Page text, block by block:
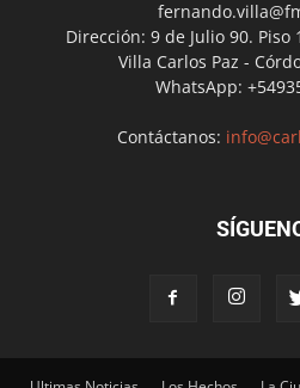
Dirección: 9 de Julio 90. Piso
Villa Carlos Paz -
WhatsApp:
Contáctanos: